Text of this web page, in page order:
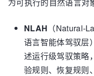
NLAH （Natural-
语言智能体驾驭层
述运行级驾驭策略
验规则、恢复规则